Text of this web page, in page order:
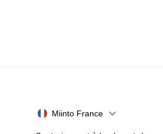
Miinto France